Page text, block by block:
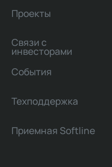
Проекты
Связи с
инвесторами
События
Техподдержка
Приемная Softline